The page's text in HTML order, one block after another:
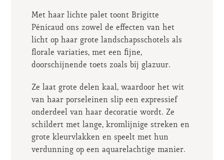
Met haar lichte palet toont Brigitte
Pénicaud ons zowel de effecten van het
licht op haar grote landschapsschotels als
florale variaties, met een fijne,
doorschijnende toets zoals bij glazuur.
Ze laat grote delen kaal, waardoor het wit
van haar porseleinen slip een expressief
onderdeel van haar decoratie wordt. Ze
schildert met lange, kromlijnige streken en
grote kleurvlakken en speelt met hun
verdunning op een aquarelachtige manier.